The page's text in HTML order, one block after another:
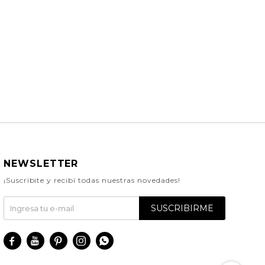
NEWSLETTER
¡Suscribite y recibí todas nuestras novedades!
SUSCRIBIRME
    